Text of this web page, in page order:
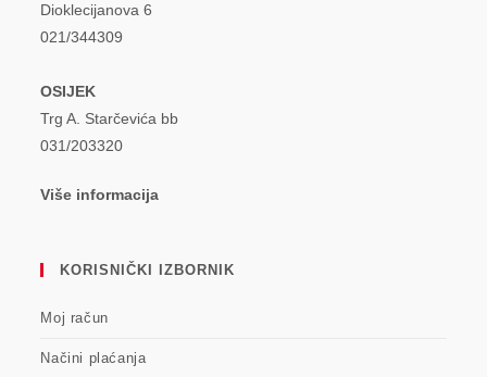
Dioklecijanova 6
021/344309
OSIJEK
Trg A. Starčevića bb
031/203320
Više informacija
KORISNIČKI IZBORNIK
Moj račun
Načini plaćanja